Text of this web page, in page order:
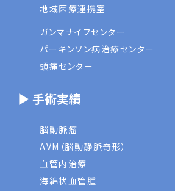
地域医療連携室
ガンマナイフセンター
パーキンソン病治療センター
頭痛センター
▶ 手術実績
脳動脈瘤
AVM（脳動静脈奇形）
血管内治療
海綿状血管腫